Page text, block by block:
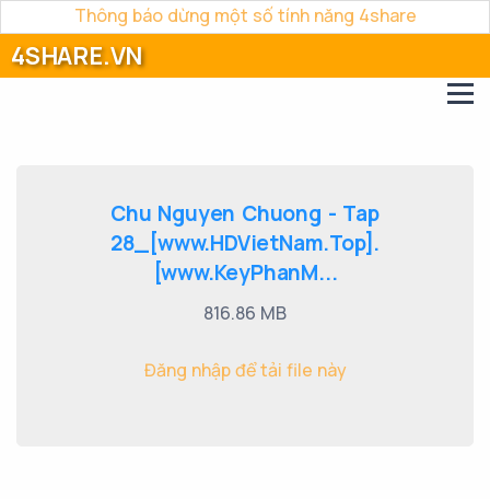
Thông báo dừng một số tính năng 4share
4SHARE.VN
Chu Nguyen Chuong - Tap
28_[www.HDVietNam.Top].
[www.KeyPhanM...
816.86 MB
Đăng nhập để tải file này